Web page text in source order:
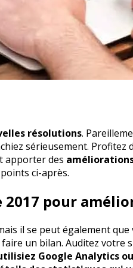
résolutions.
sérieusement. Profitez
apporter des
ci-après.
2017 pour
il se peut également que
un bilan. Auditez votre
Google Analytics